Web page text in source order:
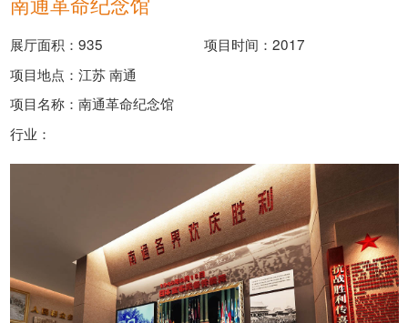
展厅面积：935
项目时间：2017
项目地点：江苏 南通
项目名称：南通革命纪念馆
行业：